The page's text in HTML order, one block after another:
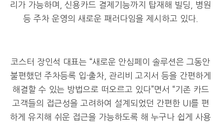
리가 가능하며
신용카드 결제기능까지 탑재해 빌딩
병원
등 주차 운영의 새로운 패러다임을 제시하고 있다.
코스터 장인석 대표는 “새로운 안심페이 솔루션은 그동안
불편했던 주차등록 입·출차, 관리비 고지서 등을 간편하게
해결할 수 있는 방법으로 떠오르고 있다”면서 “기존 카드
고객들의 접근성을 고려하여 설계되었던 간편한 UI를 편
하게 유지해 쉬운 접근을 가능하도록 해 누구나 쉽게 사용